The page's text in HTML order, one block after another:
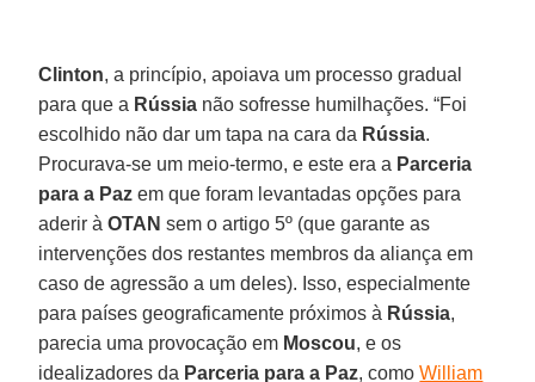
Clinton, a princípio, apoiava um processo gradual
para que a Rússia não sofresse humilhações. “Foi
escolhido não dar um tapa na cara da Rússia.
Procurava-se um meio-termo, e este era a Parceria
para a Paz em que foram levantadas opções para
aderir àOTAN sem o artigo 5º (que garante as
intervenções dos restantes membros da aliança em
caso de agressão a um deles). Isso, especialmente
para países geograficamente próximos à Rússia,
parecia uma provocação em Moscou, e os
idealizadores da Parceria para a Paz, comoWilliam